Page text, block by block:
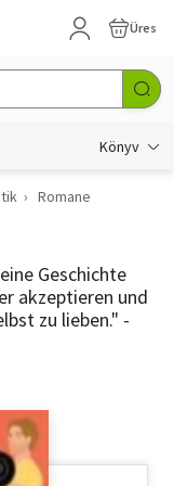
Üres
Könyv
Romane
Geschichte
akzeptieren und
zu lieben." -